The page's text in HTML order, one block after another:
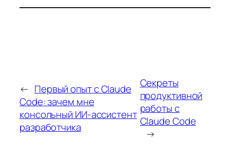
← Первый опыт с Claude
Code: зачем мне
консольный ИИ-ассистент
разработчика
Секреты
продуктивной
работы с
Claude Code
→